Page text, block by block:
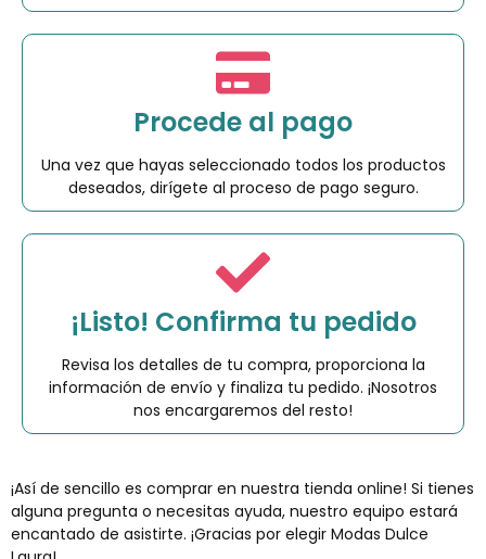
Procede al pago
Una vez que hayas seleccionado todos los productos
deseados, dirígete al proceso de pago seguro.
¡Listo! Confirma tu pedido
Revisa los detalles de tu compra, proporciona la
información de envío y finaliza tu pedido. ¡Nosotros
nos encargaremos del resto!
¡Así de sencillo es comprar en nuestra tienda online! Si tienes
alguna pregunta o necesitas ayuda, nuestro equipo estará
encantado de asistirte. ¡Gracias por elegir Modas Dulce